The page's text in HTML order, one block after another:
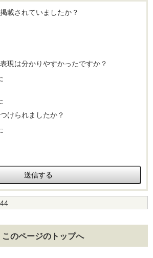
載されていましたか？
現は分かりやすかったですか？
けられましたか？
このページのトップへ